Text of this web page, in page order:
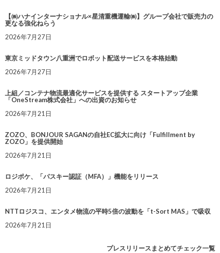
【㈱ハナインターナショナル×星清重機運輸㈱】グループ会社で販売力の
更なる強化ねらう
2026年7月27日
東京ミッドタウン八重洲でロボット配送サービスを本格始動
2026年7月27日
上組／コンテナ物流最適化サービスを提供する スタートアップ企業
「OneStream株式会社」への出資のお知らせ
2026年7月21日
ZOZO、BONJOUR SAGANの自社EC拡大に向け「Fulfillment by
ZOZO」を提供開始
2026年7月21日
ロジポケ、「パスキー認証（MFA）」機能をリリース
2026年7月21日
NTTロジスコ、エンタメ物流の平時5倍の波動を「t-Sort MAS」で吸収
2026年7月21日
プレスリリースまとめてチェック一覧